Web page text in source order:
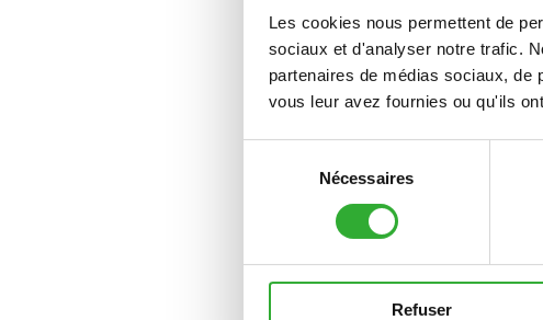
Les cookies nous permettent de
sociaux et d'analyser notre trafic.
partenaires de médias sociaux, de
vous leur avez fournies ou qu'ils
consentement
Nécessaires
Refuser
VOIE